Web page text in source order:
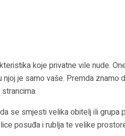
koje privatne vile nude.
je samo vaše. Premda znamo
se smjesti velika obitelj ili grupa
posuđa i rublja te velike